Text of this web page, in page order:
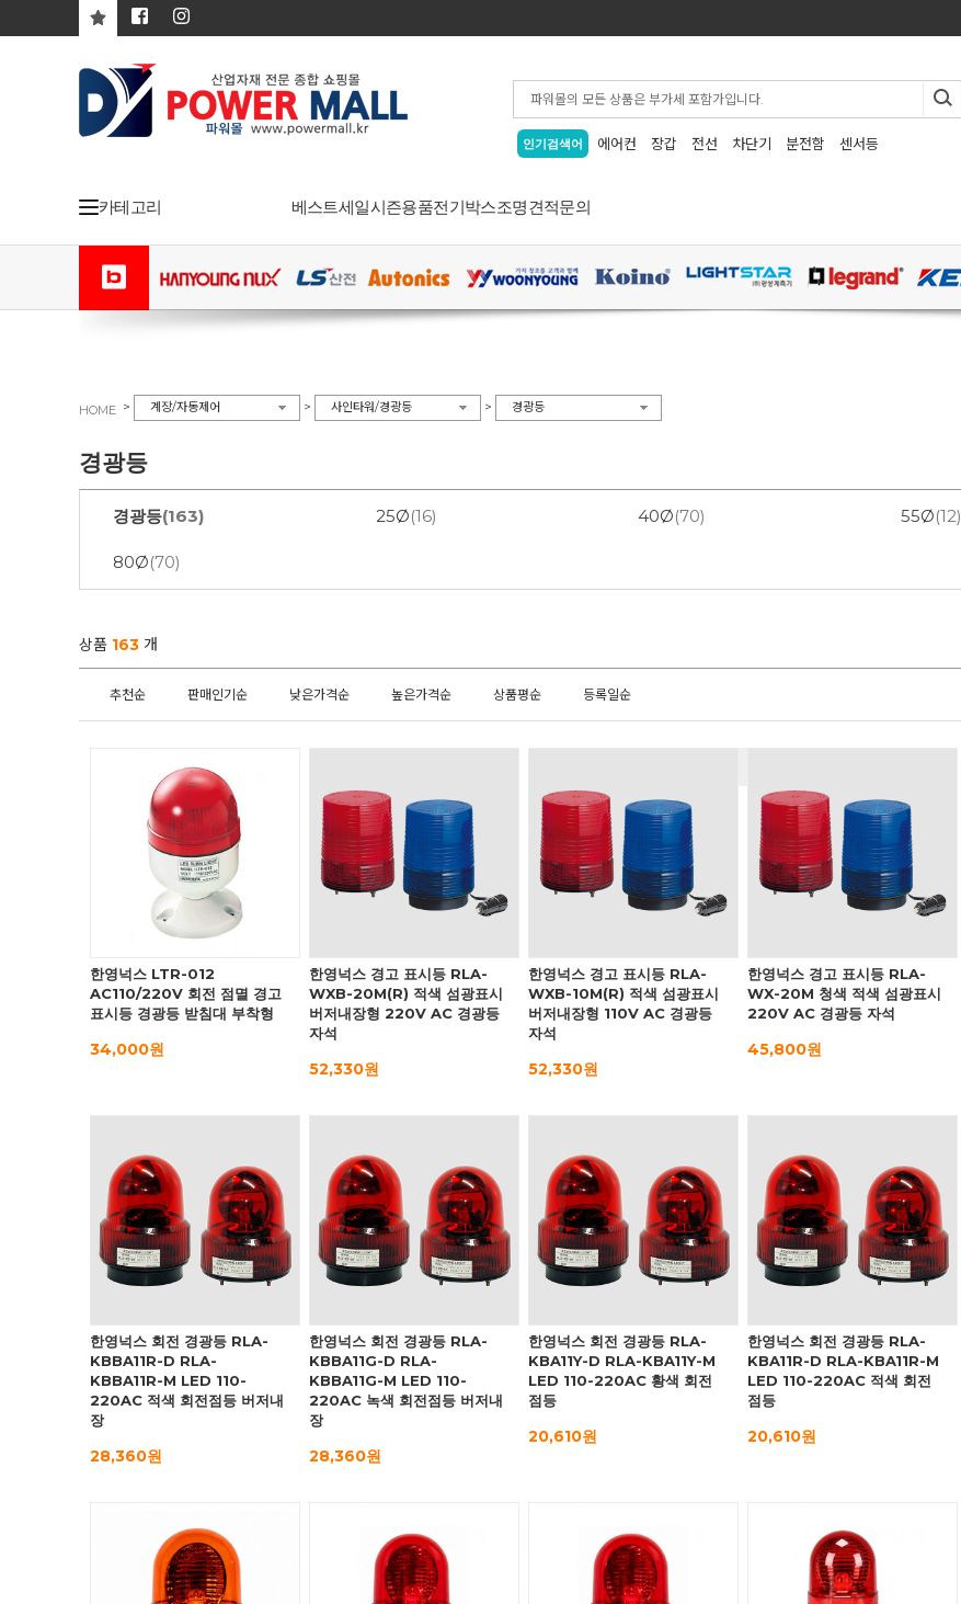
인기검색어 에어컨 장갑 전선 차단기 분전함 센서등
카테고리 베스트세일시즌용품전기박스조명견적문의
HOME > 계장/자동제어 > 사인타워/경광등 > 경광등
경광등
경광등(163) 25Ø(16) 40Ø(70) 55Ø(12)
80Ø(70)
상품 163 개
추천순 판매인기순 낮은가격순 높은가격순 상품평순 등록일순
한영넉스 LTR-012
AC110/220V 회전 점멸 경고
표시등 경광등 받침대 부착형
34,000원
한영넉스 경고 표시등 RLA-
WXB-20M(R) 적색 섬광표시
버저내장형 220V AC 경광등
자석
52,330원
한영넉스 경고 표시등 RLA-
WXB-10M(R) 적색 섬광표시
버저내장형 110V AC 경광등
자석
52,330원
한영넉스 경고 표시등 RLA-
WX-20M 청색 적색 섬광표시
220V AC 경광등 자석
45,800원
한영넉스 회전 경광등 RLA-
KBBA11R-D RLA-
KBBA11R-M LED 110-
220AC 적색 회전점등 버저내
장
28,360원
한영넉스 회전 경광등 RLA-
KBBA11G-D RLA-
KBBA11G-M LED 110-
220AC 녹색 회전점등 버저내
장
28,360원
한영넉스 회전 경광등 RLA-
KBA11Y-D RLA-KBA11Y-M
LED 110-220AC 황색 회전
점등
20,610원
한영넉스 회전 경광등 RLA-
KBA11R-D RLA-KBA11R-M
LED 110-220AC 적색 회전
점등
20,610원